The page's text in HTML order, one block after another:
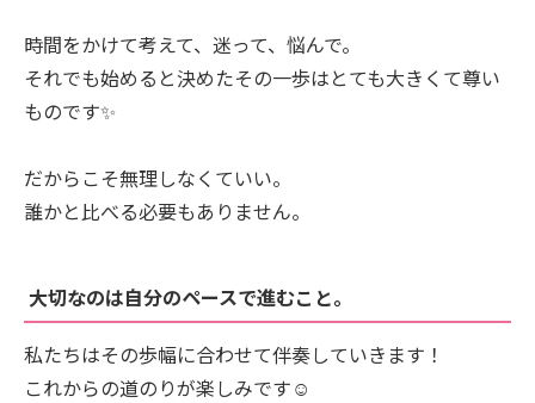
時間をかけて考えて、迷って、悩んで。
それでも始めると決めたその一歩はとても大きくて尊い
ものです✨
だからこそ無理しなくていい。
誰かと比べる必要もありません。
大切なのは自分のペースで進むこと。
私たちはその歩幅に合わせて伴奏していきます！
これからの道のりが楽しみです☺️